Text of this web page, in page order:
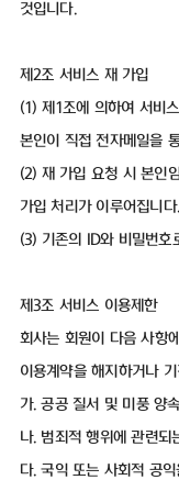
것입니다.
제2조 서비스 재 가입
(1) 제1조에 의하여 서비
본인이 직접 전자메일을
(2) 재 가입 요청 시 본인
가입 처리가 이루어집니다.
(3) 기존의 ID와 비밀번호
제3조 서비스 이용제한
회사는 회원이 다음 사항
이용계약을 해지하거나
가. 공공 질서 및 미풍 양
나. 범죄적 행위에 관련되
다. 국익 또는 사회적 공